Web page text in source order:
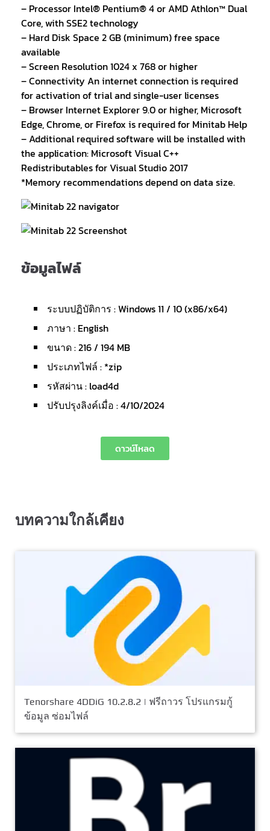
– Processor Intel® Pentium® 4 or AMD Athlon™ Dual
Core, with SSE2 technology
– Hard Disk Space 2 GB (minimum) free space
available
– Screen Resolution 1024 x 768 or higher
– Connectivity An internet connection is required
for activation of trial and single-user licenses
– Browser Internet Explorer 9.0 or higher, Microsoft
Edge, Chrome, or Firefox is required for Minitab Help
– Additional required software will be installed with
the application: Microsoft Visual C++
Redistributables for Visual Studio 2017
*Memory recommendations depend on data size.
ข้อมูลไฟล์
ระบบปฏิบัติการ : Windows 11 / 10 (x86/x64)
ภาษา : English
ขนาด : 216 / 194 MB
ประเภทไฟล์ : *zip
รหัสผ่าน : load4d
ปรับปรุงลิงค์เมื่อ : 4/10/2024
ดาวน์โหลด
บทความใกล้เคียง
Tenorshare 4DDiG 10.2.8.2 | ฟรีถาวร โปรแกรมกู้
ข้อมูล ซ่อมไฟล์